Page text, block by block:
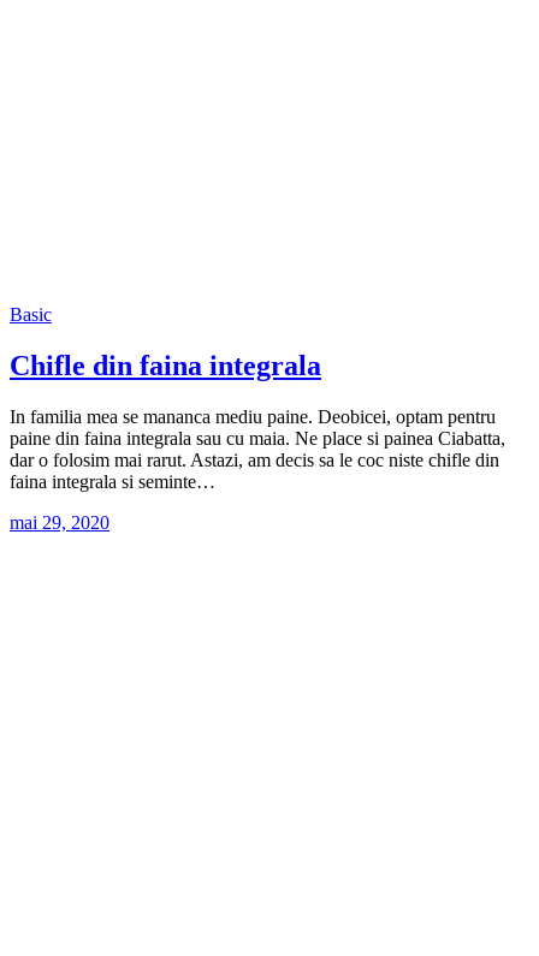
Basic
Chifle din faina integrala
In familia mea se mananca mediu paine. Deobicei, optam pentru
paine din faina integrala sau cu maia. Ne place si painea Ciabatta,
dar o folosim mai rarut. Astazi, am decis sa le coc niste chifle din
faina integrala si seminte…
mai 29, 2020